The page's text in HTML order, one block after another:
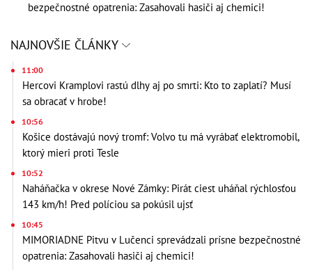
bezpečnostné opatrenia: Zasahovali hasiči aj chemici!
NAJNOVŠIE ČLÁNKY
11:00
Hercovi Kramplovi rastú dlhy aj po smrti: Kto to zaplatí? Musí
sa obracať v hrobe!
10:56
Košice dostávajú nový tromf: Volvo tu má vyrábať elektromobil,
ktorý mieri proti Tesle
10:52
Naháňačka v okrese Nové Zámky: Pirát ciest uháňal rýchlosťou
143 km/h! Pred políciou sa pokúsil ujsť
10:45
MIMORIADNE Pitvu v Lučenci sprevádzali prísne bezpečnostné
opatrenia: Zasahovali hasiči aj chemici!